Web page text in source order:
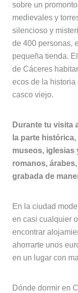
sobre un
medievales y
silencioso y
de 400 personas,
pequeña tienda.
de Cáceres
ecos de la historia
casco viejo.
Durante tu visita
la parte
museos, iglesias
romanos,
grabada de
En la ciudad
en casi cualquier
encontrar
ahorrarte unos
en un lugar con
Dónde dormir en